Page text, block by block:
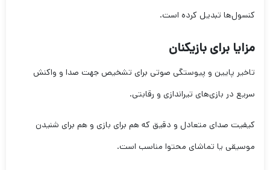
کنسول‌ها تبدیل کرده است.
مزایا برای بازیکنان
تاخیر پایین و پیوستگی صوتی برای تشخیص جهت صدا و واکنش
سریع در بازی‌های تیراندازی و رقابتی.
کیفیت صدای متعادل و دقیق که هم برای بازی و هم برای شنیدن
موسیقی یا تماشای محتوا مناسب است.